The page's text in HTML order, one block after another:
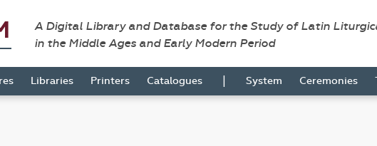
A Digital Library and Database for the Study of Latin
in the Middle Ages and Early Modern Period
Libraries Printers Catalogues | System Ceremonies